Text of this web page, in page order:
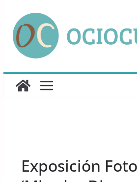
contenido
Exposición